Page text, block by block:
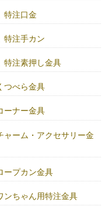
特注口金
特注手カン
特注素押し金具
つべら金具
ーナー金具
ャーム・アクセサリー金
ープカン金具
ンちゃん用特注金具